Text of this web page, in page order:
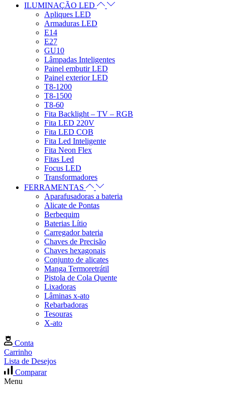
ILUMINAÇÃO LED
Apliques LED
Armaduras LED
E14
E27
GU10
Lâmpadas Inteligentes
Painel embutir LED
Painel exterior LED
T8-1200
T8-1500
T8-60
Fita Backlight – TV – RGB
Fita LED 220V
Fita LED COB
Fita Led Inteligente
Fita Neon Flex
Fitas Led
Focus LED
Transformadores
FERRAMENTAS
Aparafusadoras a bateria
Alicate de Pontas
Berbequim
Baterias Lítio
Carregador bateria
Chaves de Precisão
Chaves hexagonais
Conjunto de alicates
Manga Termoretrátil
Pistola de Cola Quente
Lixadoras
Lâminas x-ato
Rebarbadoras
Tesouras
X-ato
Conta
Carrinho
Lista de Desejos
Comparar
Menu